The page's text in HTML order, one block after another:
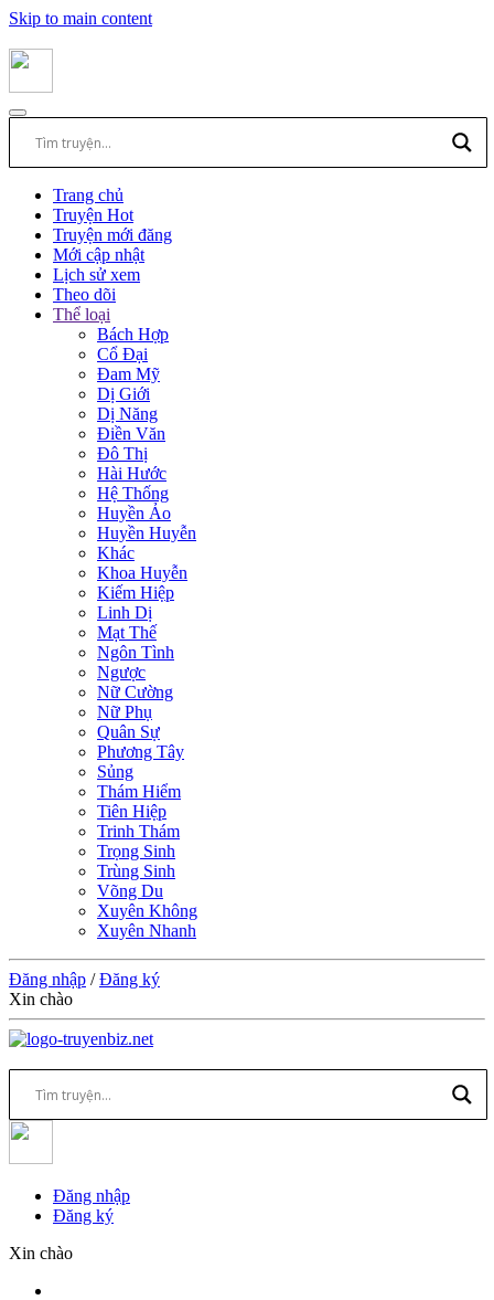
Skip to main content
Trang chủ
Truyện Hot
Truyện mới đăng
Mới cập nhật
Lịch sử xem
Theo dõi
Thể loại
Bách Hợp
Cổ Đại
Đam Mỹ
Dị Giới
Dị Năng
Điền Văn
Đô Thị
Hài Hước
Hệ Thống
Huyền Ảo
Huyền Huyễn
Khác
Khoa Huyễn
Kiếm Hiệp
Linh Dị
Mạt Thế
Ngôn Tình
Ngược
Nữ Cường
Nữ Phụ
Quân Sự
Phương Tây
Sủng
Thám Hiểm
Tiên Hiệp
Trinh Thám
Trọng Sinh
Trùng Sinh
Võng Du
Xuyên Không
Xuyên Nhanh
Đăng nhập /Đăng ký
Xin chào
Đăng nhập
Đăng ký
Xin chào